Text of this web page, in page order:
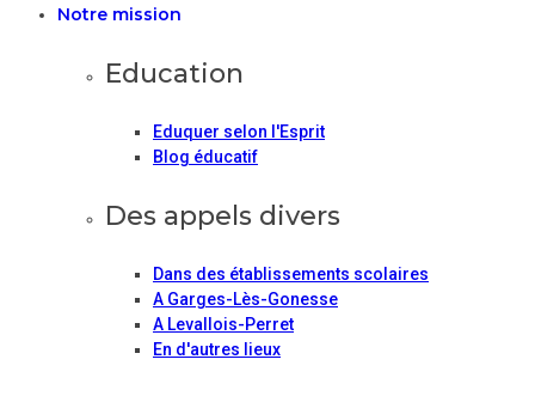
Notre mission
Education
Eduquer selon l'Esprit
Blog éducatif
Des appels divers
Dans des établissements scolaires
A Garges-Lès-Gonesse
A Levallois-Perret
En d'autres lieux